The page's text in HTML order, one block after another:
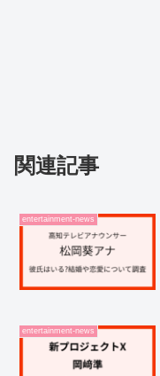
関連記事
entertainment-news
entertainment-news